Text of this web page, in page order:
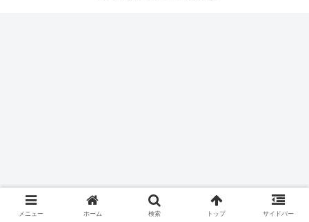
メニュー ホーム 検索 トップ サイドバー